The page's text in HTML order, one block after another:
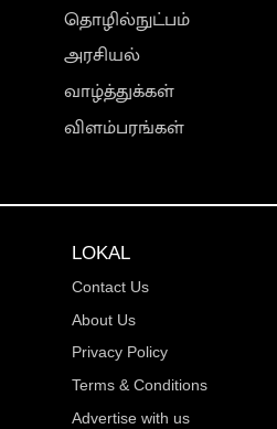
தொழில்நுட்பம்
அரசியல்
வாழ்த்துக்கள்
விளம்பரங்கள்
LOKAL
Contact Us
About Us
Privacy Policy
Terms & Conditions
Advertise with us